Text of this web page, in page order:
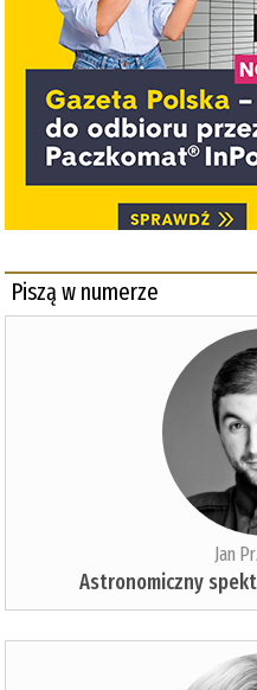
Piszą w numerze
Jan
Astronomiczny